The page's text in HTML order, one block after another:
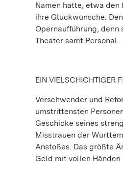
Namen hatte, etwa
ihre Glückwünsche.
Opernaufführung,
Theater samt Personal.
EIN VIELSCHICHTIGER
Verschwender und
umstrittensten
Geschicke seines
Misstrauen der
Anstoßes. Das größte
Geld mit vollen